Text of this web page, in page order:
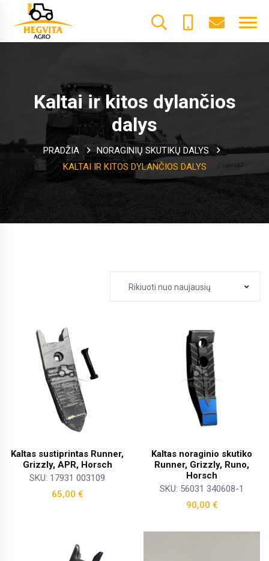
+370
Kaltai ir kitos dylančios
dalys
PRADŽIA
NORAGINIŲ SKUTIKŲ DALYS
KALTAI IR KITOS DYLANČIOS DALYS
Rikiuoti nuo naujausių
Kaltas sustiprintas Runner,
Grizzly, APR, Horsch
SKU: 17931 003109
65,00 €
Kaltas noraginio skutiko
Runner, Grizzly, Runo,
Horsch
SKU: 56031 340608-1
90,00 €